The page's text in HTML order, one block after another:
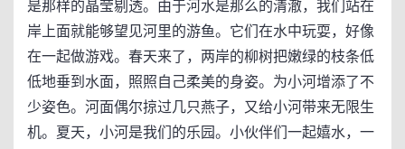
是那样的晶莹剔透。由于河水是那么的清澈，我们站在
岸上面就能够望见河里的游鱼。它们在水中玩耍，好像
在一起做游戏。春天来了，两岸的柳树把嫩绿的枝条低
低地垂到水面，照照自己柔美的身姿。为小河增添了不
少姿色。河面偶尔掠过几只燕子，又给小河带来无限生
机。夏天，小河是我们的乐园。小伙伴们一起嬉水，一